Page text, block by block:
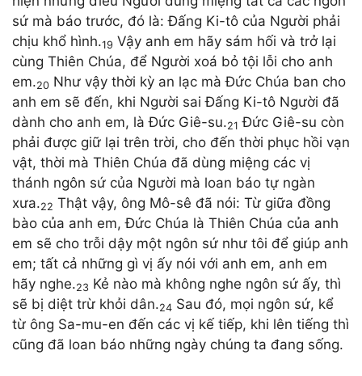
sứ mà báo trước, đó là: Đấng Ki-tô của Người phải
chịu khổ hình.19 Vậy anh em hãy sám hối và trở lại
cùng Thiên Chúa, để Người xoá bỏ tội lỗi cho anh
em.20 Như vậy thời kỳ an lạc mà Đức Chúa ban cho
anh em sẽ đến, khi Người sai Đấng Ki-tô Người đã
dành cho anh em, là Đức Giê-su.21 Đức Giê-su còn
phải được giữ lại trên trời, cho đến thời phục hồi vạn
vật, thời mà Thiên Chúa đã dùng miệng các vị
thánh ngôn sứ của Người mà loan báo tự ngàn
xưa.22 Thật vậy, ông Mô-sê đã nói: Từ giữa đồng
bào của anh em, Đức Chúa là Thiên Chúa của anh
em sẽ cho trỗi dậy một ngôn sứ như tôi để giúp anh
em; tất cả những gì vị ấy nói với anh em, anh em
hãy nghe.23 Kẻ nào mà không nghe ngôn sứ ấy, thì
sẽ bị diệt trừ khỏi dân.24 Sau đó, mọi ngôn sứ, kể
từ ông Sa-mu-en đến các vị kế tiếp, khi lên tiếng thì
cũng đã loan báo những ngày chúng ta đang sống.